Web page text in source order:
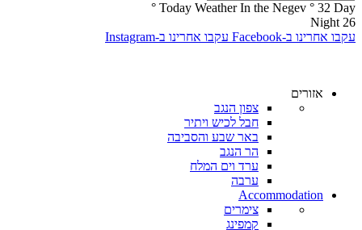
Today Weather In the Negev ° 32 Day
°
26
Night
עקבו אחרינו ב-Facebook
עקבו אחרינו ב-Instagram
אזורים
צפון הנגב
חבל לכיש ויתיר
באר שבע והסביבה
הר הנגב
ערד וים המלח
ערבה
Accommodation
צימרים
קמפינג